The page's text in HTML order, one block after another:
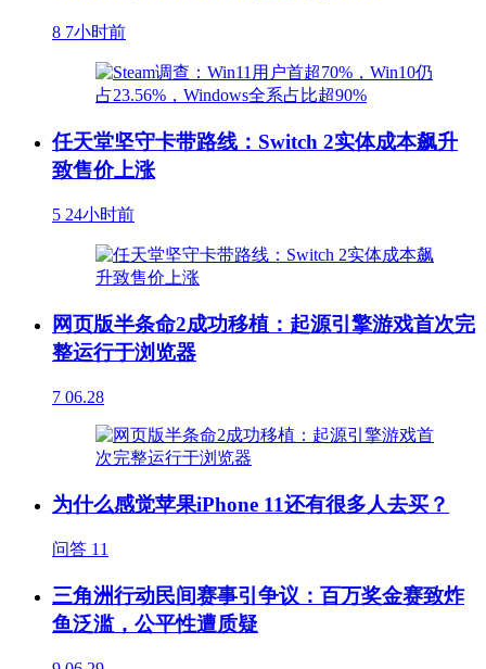
8 7小时前
任天堂坚守卡带路线：Switch 2实体成本飙升
致售价上涨
5 24小时前
网页版半条命2成功移植：起源引擎游戏首次完
整运行于浏览器
7 06.28
为什么感觉苹果iPhone 11还有很多人去买？
问答 11
三角洲行动民间赛事引争议：百万奖金赛致炸
鱼泛滥，公平性遭质疑